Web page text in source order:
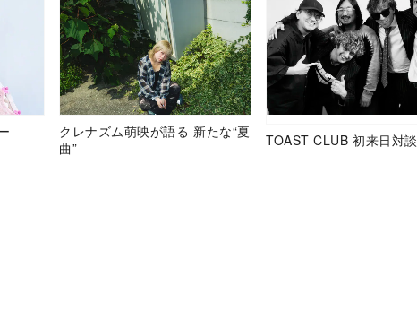
クレナズム萌映が語る 新たな“夏
曲”
TOAST CLUB 初来日対談